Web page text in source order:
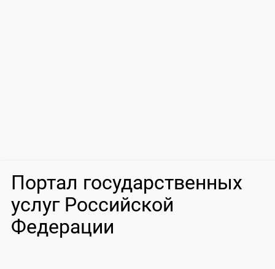
Портал государственных
услуг Российской
Федерации